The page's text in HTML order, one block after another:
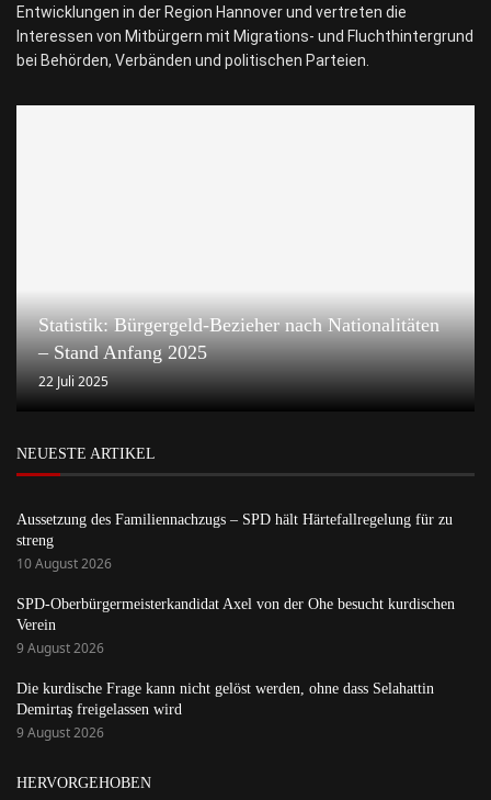
Entwicklungen in der Region Hannover und vertreten die
Interessen von Mitbürgern mit Migrations- und Fluchthintergrund
bei Behörden, Verbänden und politischen Parteien.
Statistik: Bürgergeld-Bezieher nach Nationalitäten
– Stand Anfang 2025
22 Juli 2025
NEUESTE ARTIKEL
Aussetzung des Familiennachzugs – SPD hält Härtefallregelung für zu
streng
10 August 2026
SPD-Oberbürgermeisterkandidat Axel von der Ohe besucht kurdischen
Verein
9 August 2026
Die kurdische Frage kann nicht gelöst werden, ohne dass Selahattin
Demirtaş freigelassen wird
9 August 2026
HERVORGEHOBEN